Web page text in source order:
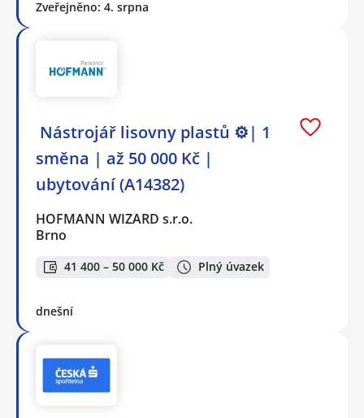
Zveřejněno: 4. srpna
️ Nástrojář lisovny plastů ⚙️| 1
směna | až 50 000 Kč |
ubytování (A14382)
HOFMANN WIZARD s.r.o.
Brno
41 400 – 50 000 Kč Plný úvazek
dnešní